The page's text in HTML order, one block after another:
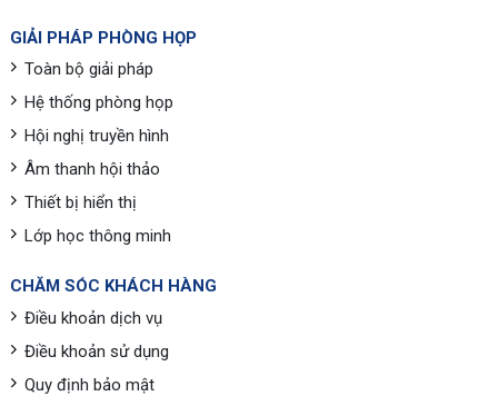
GIẢI PHÁP PHÒNG HỌP
Toàn bộ giải pháp
Hệ thống phòng họp
Hội nghị truyền hình
Âm thanh hội thảo
Thiết bị hiển thị
Lớp học thông minh
CHĂM SÓC KHÁCH HÀNG
Điều khoản dịch vụ
Điều khoản sử dụng
Quy định bảo mật